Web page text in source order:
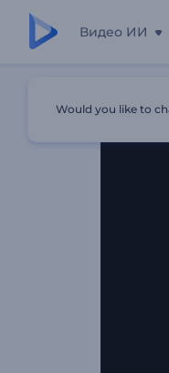
Видео ИИ
Would you like to